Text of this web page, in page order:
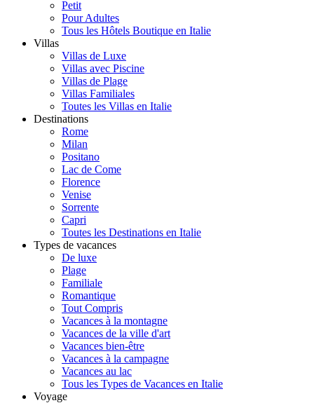
Petit
Pour Adultes
Tous les Hôtels Boutique en Italie
Villas
Villas de Luxe
Villas avec Piscine
Villas de Plage
Villas Familiales
Toutes les Villas en Italie
Destinations
Rome
Milan
Positano
Lac de Come
Florence
Venise
Sorrente
Capri
Toutes les Destinations en Italie
Types de vacances
De luxe
Plage
Familiale
Romantique
Tout Compris
Vacances à la montagne
Vacances de la ville d'art
Vacances bien-être
Vacances à la campagne
Vacances au lac
Tous les Types de Vacances en Italie
Voyage